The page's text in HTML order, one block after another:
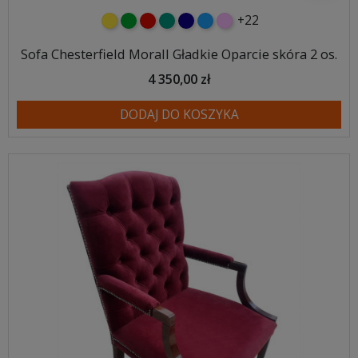
żółtyzielonyczerwony
turkusowy
granatowy
niebieski
różowy
+22
Sofa Chesterfield Morall Gładkie Oparcie skóra 2 os.
4 350,00 zł
DODAJ DO KOSZYKA